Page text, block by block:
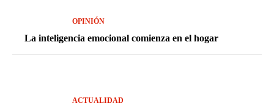
OPINIÓN
La inteligencia emocional comienza en el hogar
ACTUALIDAD